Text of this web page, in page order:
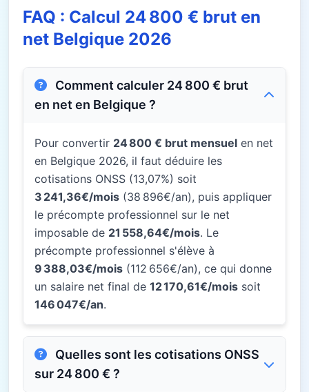
FAQ : Calcul 24 800 € brut en
net Belgique 2026
en net en Belgique ?
Pour convertir 24 800 € brut mensuel en net
en Belgique 2026, il faut déduire les
cotisations ONSS (13,07%) soit
3 241,36€/mois (38 896€/an), puis appliquer
le précompte professionnel sur le net
imposable de 21 558,64€/mois. Le
précompte professionnel s'élève à
9 388,03€/mois (112 656€/an), ce qui donne
un salaire net final de 12 170,61€/mois soit
146 047€/an.
sur 24 800 € ?